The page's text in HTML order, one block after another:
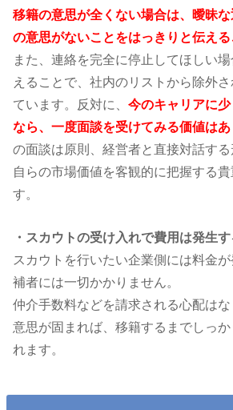
移籍の意思が全くない場合は、曖昧
の意思がないことをはっきりと伝え
また、連絡を完全に停止してほしい
えることで、社内のリストから除外
ています。 反対に、今のキャリアに
なら、一度面談を受けてみる価値は
の面談は原則、経営者と直接対話する
自らの市場価値を客観的に把握する
す。
・スカウトの受け入れで費用は発生
スカウトを行いたい企業側には料金
補者には一切かかりません。
仲介手数料などを請求される心配は
意思が固まれば、移籍するまでしっか
れます。